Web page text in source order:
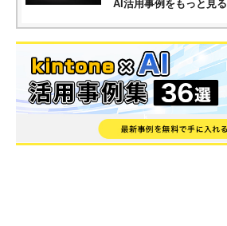
AI活用事例をもっと見る